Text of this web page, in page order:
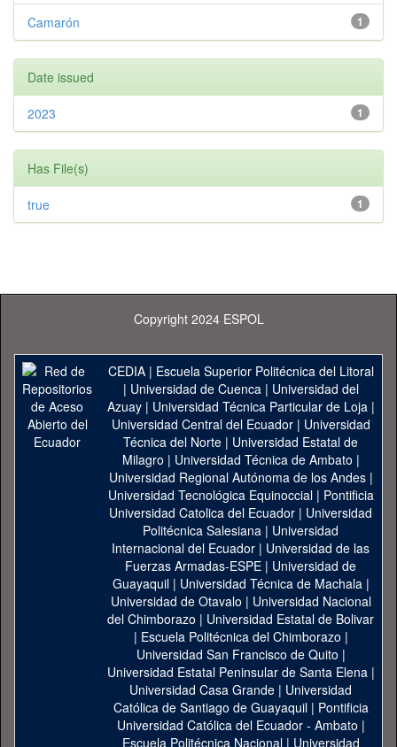
1
Camarón
Date issued
1
2023
Has File(s)
1
true
Copyright 2024 ESPOL
CEDIA| Escuela Superior Politécnica del Litoral
| Universidad de Cuenca| Universidad del
Azuay| Universidad Técnica Particular de Loja|
Universidad Central del Ecuador| Universidad
Técnica del Norte | Universidad Estatal de
Milagro | Universidad Técnica de Ambato |
Universidad Regional Autónoma de los Andes|
Universidad Tecnológica Equinoccial| Pontificia
Universidad Catolica del Ecuador | Universidad
Politécnica Salesiana | Universidad
Internacional del Ecuador | Universidad de las
Fuerzas Armadas-ESPE | Universidad de
Guayaquil| Universidad Técnica de Machala|
Universidad de Otavalo | Universidad Nacional
del Chimborazo | Universidad Estatal de Bolivar
| Escuela Politécnica del Chimborazo |
Universidad San Francisco de Quito |
Universidad Estatal Peninsular de Santa Elena|
Universidad Casa Grande | Universidad
Católica de Santiago de Guayaquil| Pontificia
Universidad Católica del Ecuador - Ambato |
Escuela Politécnica Nacional| Universidad